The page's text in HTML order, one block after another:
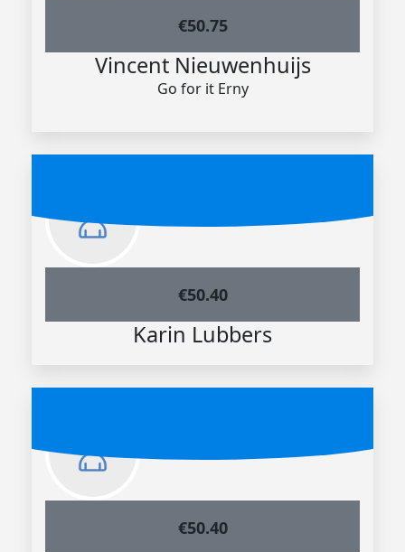
€50.75
Vincent Nieuwenhuijs
Go for it Erny
€50.40
Karin Lubbers
€50.40